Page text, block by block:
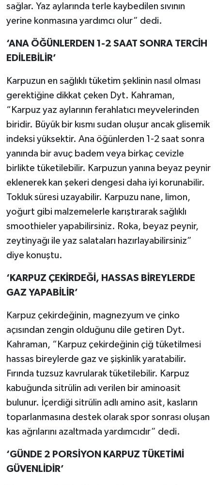
sağlar. Yaz aylarında terle kaybedilen sıvının
yerine konmasına yardımcı olur” dedi.
‘ANA ÖĞÜNLERDEN 1-2 SAAT SONRA TERCİH
EDİLEBİLİR’
Karpuzun en sağlıklı tüketim şeklinin nasıl olması
gerektiğine dikkat çeken Dyt. Kahraman,
“Karpuz yaz aylarının ferahlatıcı meyvelerinden
biridir. Büyük bir kısmı sudan oluşur ancak glisemik
indeksi yüksektir. Ana öğünlerden 1-2 saat sonra
yanında bir avuç badem veya birkaç cevizle
birlikte tüketilebilir. Karpuzun yanına beyaz peynir
eklenerek kan şekeri dengesi daha iyi korunabilir.
Tokluk süresi uzayabilir. Karpuzu nane, limon,
yoğurt gibi malzemelerle karıştırarak sağlıklı
smoothieler yapabilirsiniz. Roka, beyaz peynir,
zeytinyağı ile yaz salataları hazırlayabilirsiniz”
diye konuştu.
‘KARPUZ ÇEKİRDEĞİ, HASSAS BİREYLERDE
GAZ YAPABİLİR’
Karpuz çekirdeğinin, magnezyum ve çinko
açısından zengin olduğunu dile getiren Dyt.
Kahraman, “Karpuz çekirdeğinin çiğ tüketilmesi
hassas bireylerde gaz ve şişkinlik yaratabilir.
Fırında tuzsuz kavrularak tüketilebilir. Karpuz
kabuğunda sitrülin adı verilen bir aminoasit
bulunur. İçerdiği sitrülin adlı amino asit, kasların
toparlanmasına destek olarak spor sonrası oluşan
kas ağrılarını azaltmada yardımcıdır” dedi.
‘GÜNDE 2 PORSİYON KARPUZ TÜKETİMİ
GÜVENLİDİR’